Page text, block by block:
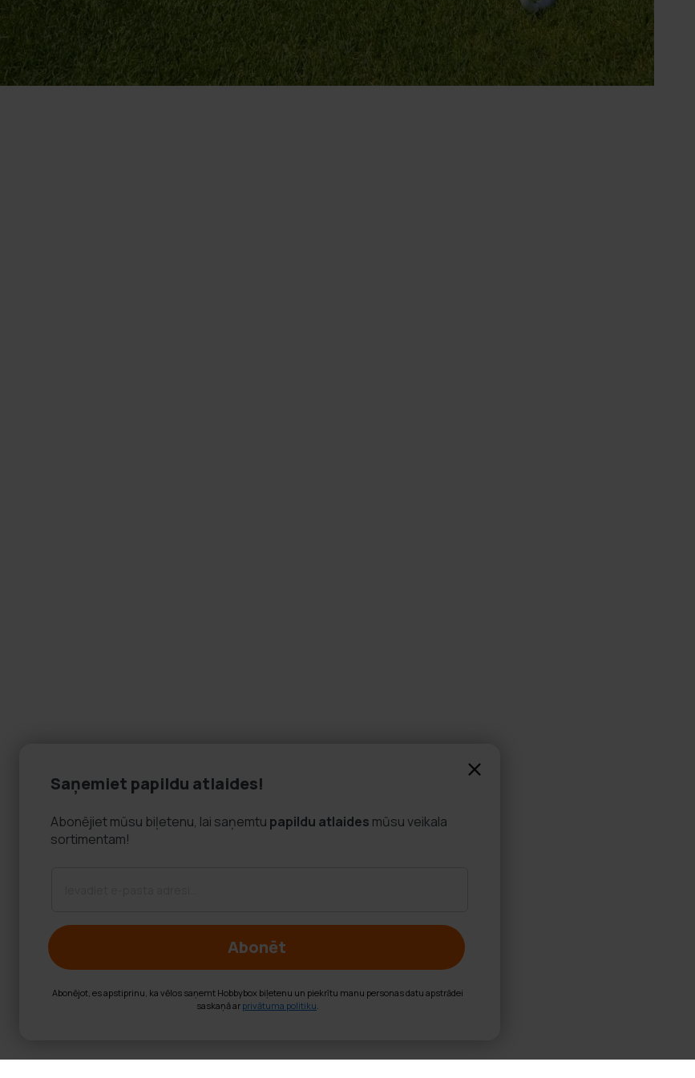
Saņemiet papildu atlaides!
Abonējiet mūsu biļetenu, lai saņemtu papildu atlaides mūsu veikala
sortimentam!
Abonēt
Abonējot, es apstiprinu, ka vēlos saņemt Hobbybox biļetenu un piekrītu manu personas datu apstrādei
saskaņā ar privātuma politiku.